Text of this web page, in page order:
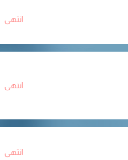
انتهى
انتهى
انتهى